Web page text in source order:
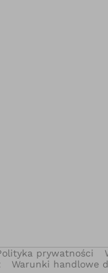
prywatności
Warunki handlowe